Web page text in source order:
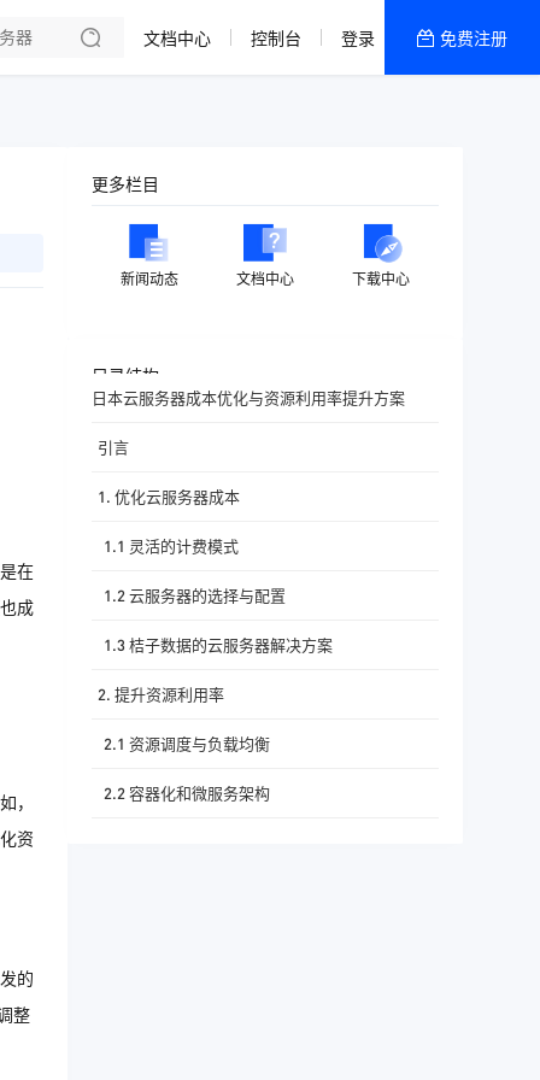
香港精品CN2云
文档中心 控制台 登录 免费注册
在
成
，
资
的
整
更多栏目
新闻动态 文档中心 下载中心
目录结构
日本云服务器成本优化与资源利用率提升方案
引言
1. 优化云服务器成本
1.1 灵活的计费模式
1.2 云服务器的选择与配置
1.3 桔子数据的云服务器解决方案
2. 提升资源利用率
2.1 资源调度与负载均衡
2.2 容器化和微服务架构